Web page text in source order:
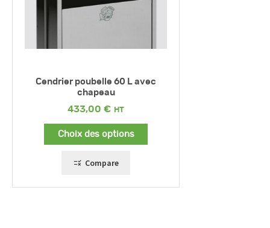
Cendrier poubelle 60 L avec
chapeau
433,00 €
Choix des options
Compare